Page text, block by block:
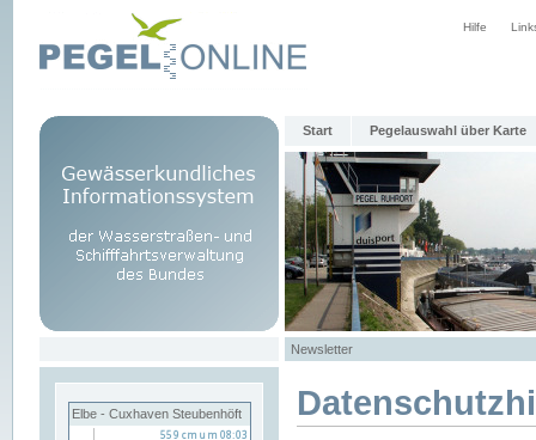
Hilfe
Start Pegelauswahl über Karte
Newsletter
Elbe - Cuxhaven Steubenhöft